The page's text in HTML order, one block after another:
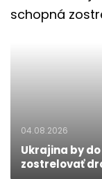
04.08.2026
Ukrajina by
zostrelovať